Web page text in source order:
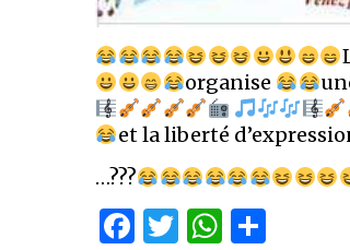
organise
et la liberté
…???
Facebook
Twitter